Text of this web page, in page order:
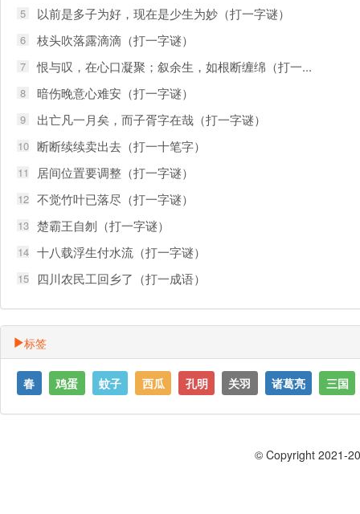
5 以前是多子为好，现在是少生为妙（打一字谜）
6 枝头吹落露滴滴（打一字谜）
7 恨与叹，在心口凝聚；叙余生，如根断缠绵（打一...
8 暗伤晚意心难安（打一字谜）
9 出亡凡一月矣，而子胥字在哉（打一字谜）
10 断断续续卖出去（打一十笔字）
11 居间位置要调整（打一字谜）
12 不觉竹叶已落尽（打一字谜）
13 楚霸王自刎（打一字谜）
14 十八载浮生付水流（打一字谜）
15 四川农民工回乡了（打一成语）
标签
春 鸡蛋 蚊子 西瓜 孔明 关羽 诸葛亮 三国
© Copyright 2021-